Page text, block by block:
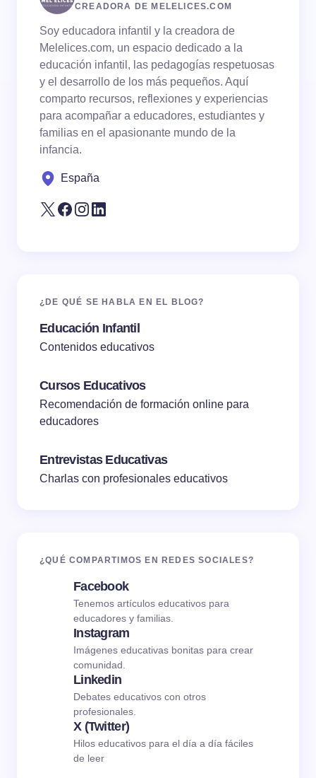
Your Comment *
Save my name and email in this browser for the
CREADORA DE MELELICES.COM
Soy educadora infantil y la creadora de
Melelices.com, un espacio dedicado a la
educación infantil, las pedagogías respetuosas
y el desarrollo de los más pequeños. Aquí
comparto recursos, reflexiones y experiencias
para acompañar a educadores, estudiantes y
familias en el apasionante mundo de la
infancia.
España
¿DE QUÉ SE HABLA EN EL BLOG?
Educación Infantil
Contenidos educativos
Cursos Educativos
Recomendación de formación online para
educadores
Entrevistas Educativas
Charlas con profesionales educativos
¿QUÉ COMPARTIMOS EN REDES SOCIALES?
Facebook
Tenemos artículos educativos para
educadores y familias.
Instagram
Imágenes educativas bonitas para crear
comunidad.
Linkedin
Debates educativos con otros
profesionales.
X (Twitter)
Hilos educativos para el día a día fáciles
de leer